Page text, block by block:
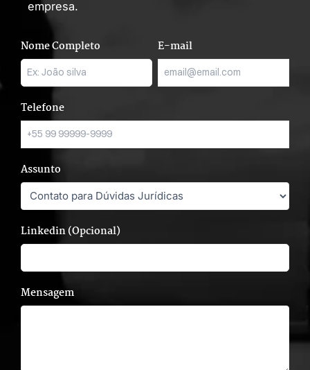
empresa.
Nome Completo E-mail
Telefone
Assunto
Linkedin (Opcional)
Mensagem